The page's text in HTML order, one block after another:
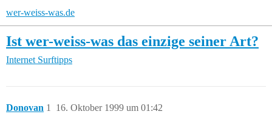
wer-weiss-was.de
Ist wer-weiss-was das einzige seiner Art?
Internet Surftipps
Donovan 16. Oktober 1999 um 01:42
1